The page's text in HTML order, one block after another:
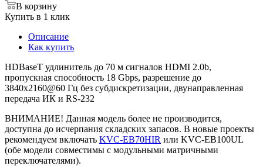
В корзину
Купить в 1 клик
Описание
Как купить
HDBaseT удлинитель до 70 м сигналов HDMI 2.0b,
пропускная способность 18 Gbps, разрешение до
3840х2160@60 Гц без субдискретизации, двунаправленная
передача ИК и RS-232
ВНИМАНИЕ! Данная модель более не производится,
доступна до исчерпания складских запасов. В новые проекты
рекомендуем включать KVC-EB70HIR или KVC-EB100UL
(обе модели совместимы с модульными матричными
переключателями).